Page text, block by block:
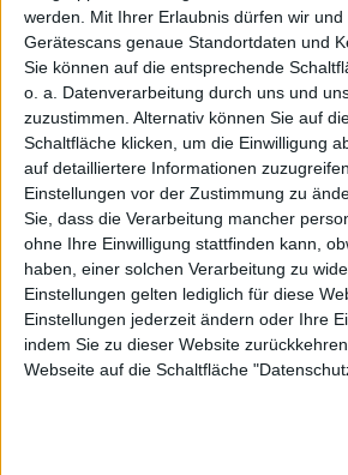
werden. Mit Ihrer Erlaubnis dürfen wir
Gerätescans genaue Standortdaten und
Sie können auf die entsprechende
o. a. Datenverarbeitung durch uns und
zuzustimmen. Alternativ können Sie auf
Schaltfläche klicken, um die Einwilligung
auf detailliertere Informationen
Einstellungen vor der Zustimmung zu
Sie, dass die Verarbeitung mancher
ohne Ihre Einwilligung stattfinden kann,
haben, einer solchen Verarbeitung zu
Einstellungen gelten lediglich für diese
Einstellungen jederzeit ändern oder Ihre
indem Sie zu dieser Website
Webseite auf die Schaltfläche
neue